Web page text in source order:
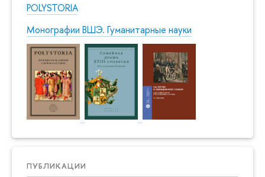
POLYSTORIA
Монографии ВШЭ. Гуманитарные науки
ПУБЛИКАЦИИ